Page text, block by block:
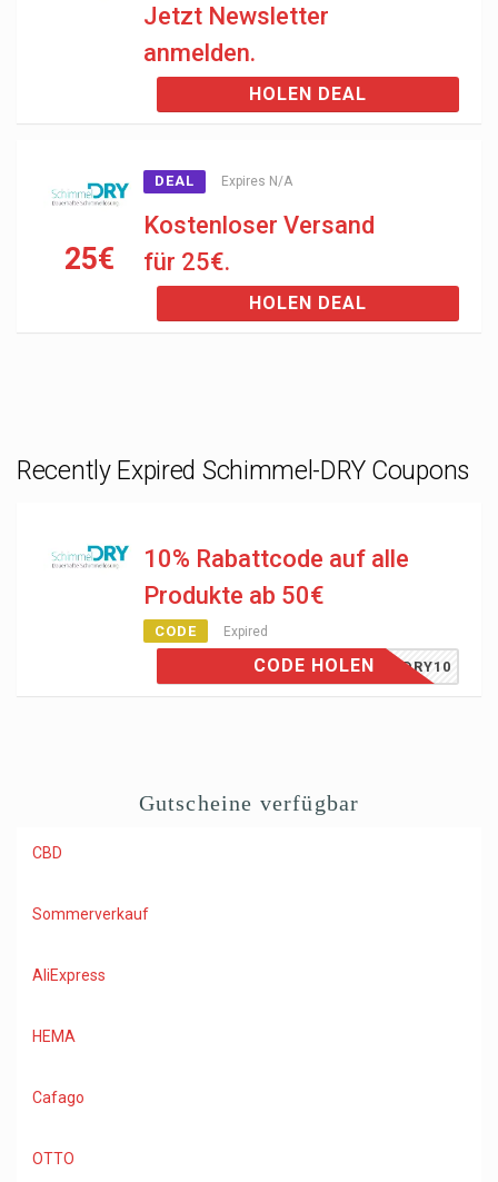
Jetzt Newsletter
anmelden.
HOLEN DEAL
25€
DEAL Expires N/A
Kostenloser Versand
für 25€.
HOLEN DEAL
Recently Expired Schimmel-DRY Coupons
10% Rabattcode auf alle
Produkte ab 50€
CODE Expired
SDRY10
CODE HOLEN
Gutscheine verfügbar
CBD
Sommerverkauf
AliExpress
HEMA
Cafago
OTTO